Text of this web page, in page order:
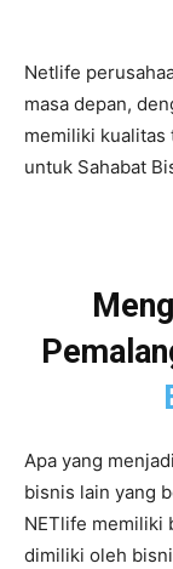
Netlife
masa depan,
memiliki
untuk Sahabat
Apa yang
bisnis lain yang
NETlife memiliki
dimiliki oleh